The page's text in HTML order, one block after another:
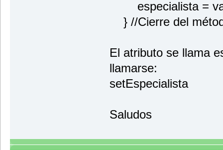
public boolean getCasado ()
//Método para obtener la
public boolean getEspecialista
especialista =
} //Cierre del
El atributo se llama
llamarse:
setEspecialista
Saludos